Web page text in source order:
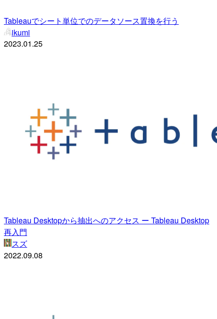
Tableauでシート単位でのデータソース置換を行う
ikumi
2023.01.25
Tableau Desktopから抽出へのアクセス ー Tableau Desktop
再入門
スズ
2022.09.08